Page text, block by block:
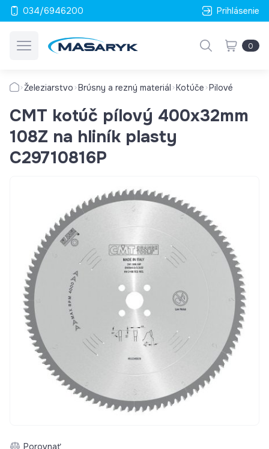
034/6946200 Prihlásenie
0
Železiarstvo Brúsny a rezný materiál Kotúče Pilové
CMT kotúč pílový 400x32mm
108Z na hliník plasty
C29710816P
Porovnať